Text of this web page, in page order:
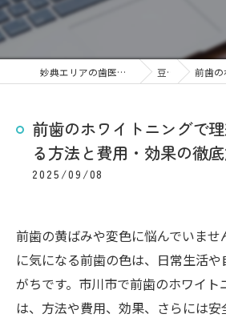
妙典エリアの歯医者なら妙典歯科Nクリニック 豆知識 前歯のホワイト
前歯のホワイトニングで
る方法と費用・効果の徹
2025/09/08
前歯の黄ばみや変色に悩んでいま
に気になる前歯の色は、日常生活
がちです。市川市で前歯のホワイト
は、方法や費用、効果、さらには